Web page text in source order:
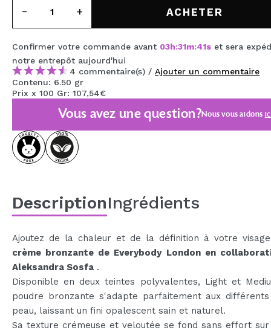
MAQUIFARMA
TRAVEL SIZE
NATURE
OFFRES
OUTLET
BIENTÔT DISPONIBLE
BLOG
ACHETER
Confirmer votre commande avant 03h:31m:41s et sera
notre entrepôt aujourd'hui
4 commentaire(s) / Ajouter un commentaire
Contenu: 6.50 gr
Prix x 100 Gr: 107,54€
Vous avez une question?Nous vous aidons
DescriptionIngrédients
Ajoutez de la chaleur et de la définition à votre
crème bronzante de Everybody London en
Aleksandra Sosfa .
Disponible en deux teintes polyvalentes, Light et
poudre bronzante s'adapte parfaitement aux
peau, laissant un fini opalescent sain et naturel.
Sa texture crémeuse et veloutée se fond sans effort